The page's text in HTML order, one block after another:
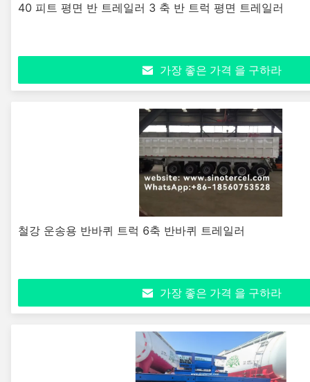
40 피트 평면 반 트레일러 3 축 반 트럭 평면 트레일러
가장 좋은 가격 을 구하라
철강 운송용 반바퀴 트럭 6축 반바퀴 트레일러
가장 좋은 가격 을 구하라